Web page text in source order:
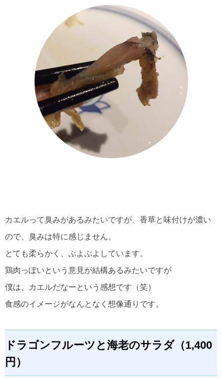
カエルって臭みがあるみたいですが、香草と味付けが濃い
ので、臭みは特に感じません。
とても柔らかく、ぶよぶよしています。
鶏肉っぽいという意見が結構あるみたいですが
僕は、カエルだなーという感想です（笑）
食感のイメージがなんとなく想像通りです。
ドラゴンフルーツと海老のサラダ（1,400
円）